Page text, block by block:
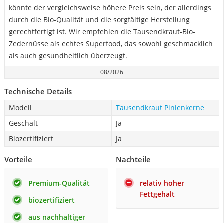
könnte der vergleichsweise höhere Preis sein, der allerdings
durch die Bio-Qualität und die sorgfältige Herstellung
gerechtfertigt ist. Wir empfehlen die Tausendkraut-Bio-
Zedernüsse als echtes Superfood, das sowohl geschmacklich
als auch gesundheitlich überzeugt.
08/2026
Technische Details
Modell
Tausendkraut Pinienkerne
Geschält
Ja
Biozertifiziert
Ja
Vorteile
Premium-Qualität
biozertifiziert
aus nachhaltiger
Nachteile
relativ hoher
Fettgehalt